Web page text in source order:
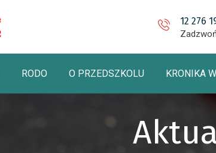
12 276
RODO O PRZEDSZKOLU KRONIKA